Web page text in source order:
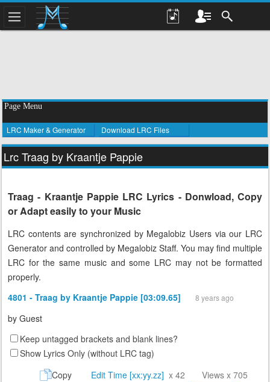
Page Menu
LRC Maker & Generator Download LRC Files
Lrc Traag by Kraantje Pappie
Traag - Kraantje Pappie LRC Lyrics - Donwload, Copy
or Adapt easily to your Music
LRC contents are synchronized by Megalobiz Users via our LRC
Generator and controlled by Megalobiz Staff. You may find multiple
LRC for the same music and some LRC may not be formatted
properly.
4801 - Traag by Kraantje Pappie [03:09.65]
8 years ago
by Guest
Keep untagged brackets and blank lines?
Show Lyrics Only (without LRC tag)
Copy
Edit Time [xx:yy.zz] x 42
Views x 705